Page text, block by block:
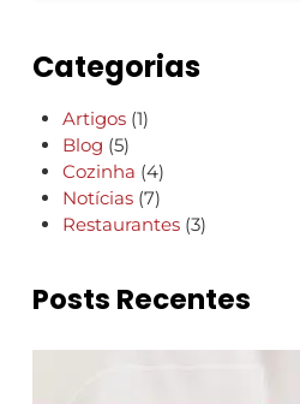
Categorias
Artigos (1)
Blog (5)
Cozinha (4)
Notícias (7)
Restaurantes (3)
Posts Recentes